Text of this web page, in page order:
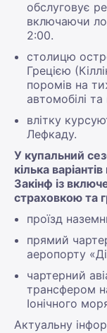
обслуговує
включаючи
2:00.
столицю
Грецією
поромів на
автомобілі
влітку
Лефкаду.
У купальний
кілька
Закінф із
страховкою та
проїзд
прямий
аеропорту
чартерний
трансфером
Іонічного
Актуальну